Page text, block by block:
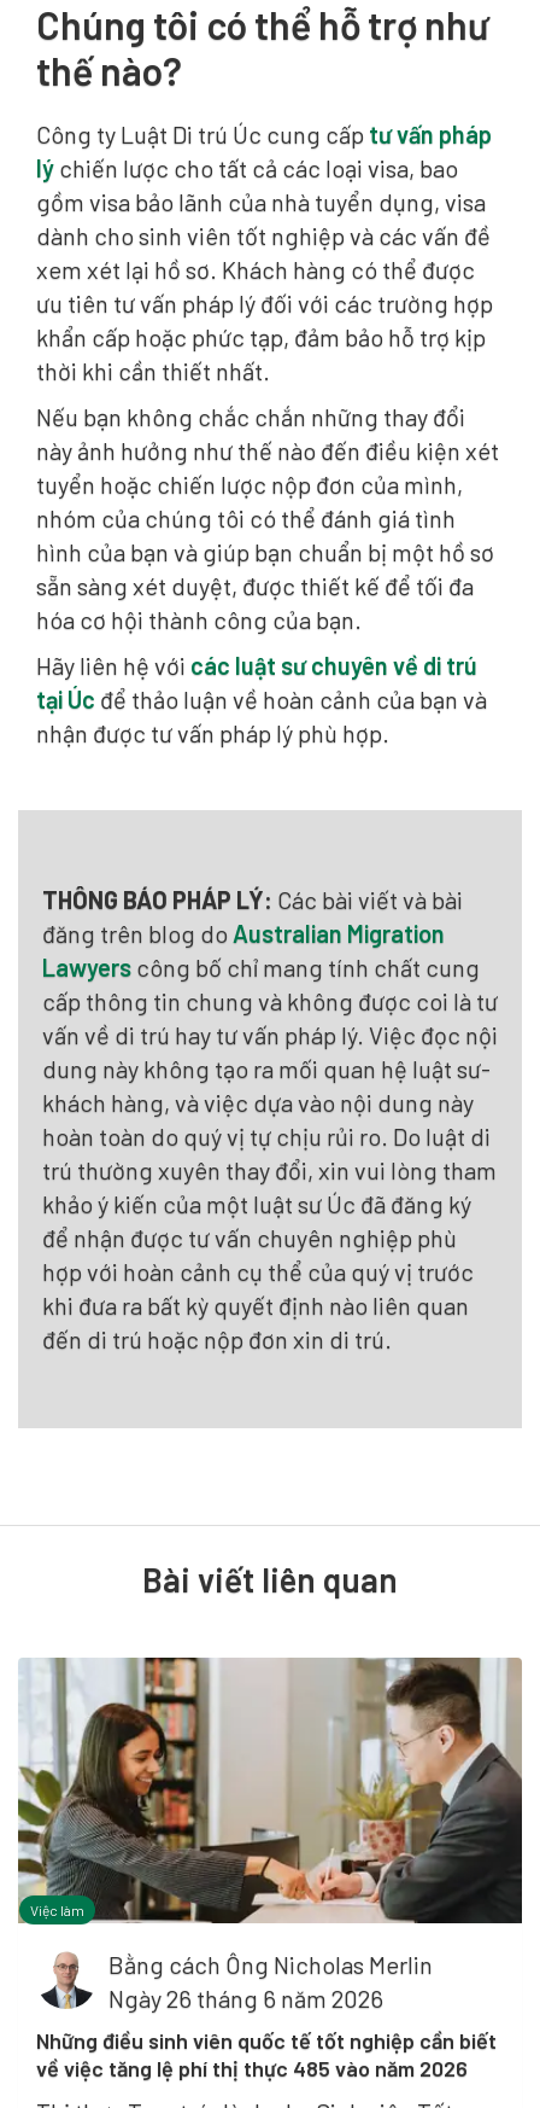
Chúng tôi có thể hỗ trợ như
thế nào?
Công ty Luật Di trú Úc cung cấp tư vấn pháp
lý chiến lược cho tất cả các loại visa, bao
gồm visa bảo lãnh của nhà tuyển dụng, visa
dành cho sinh viên tốt nghiệp và các vấn đề
xem xét lại hồ sơ. Khách hàng có thể được
ưu tiên tư vấn pháp lý đối với các trường hợp
khẩn cấp hoặc phức tạp, đảm bảo hỗ trợ kịp
thời khi cần thiết nhất.
Nếu bạn không chắc chắn những thay đổi
này ảnh hưởng như thế nào đến điều kiện xét
tuyển hoặc chiến lược nộp đơn của mình,
nhóm của chúng tôi có thể đánh giá tình
hình của bạn và giúp bạn chuẩn bị một hồ sơ
sẵn sàng xét duyệt, được thiết kế để tối đa
hóa cơ hội thành công của bạn.
Hãy liên hệ với các luật sư chuyên về di trú
tại Úc để thảo luận về hoàn cảnh của bạn và
nhận được tư vấn pháp lý phù hợp.
THÔNG BÁO PHÁP LÝ: Các bài viết và bài
đăng trên blog do Australian Migration
Lawyers công bố chỉ mang tính chất cung
cấp thông tin chung và không được coi là tư
vấn về di trú hay tư vấn pháp lý. Việc đọc nội
dung này không tạo ra mối quan hệ luật sư-
khách hàng, và việc dựa vào nội dung này
hoàn toàn do quý vị tự chịu rủi ro. Do luật di
trú thường xuyên thay đổi, xin vui lòng tham
khảo ý kiến của một luật sư Úc đã đăng ký
để nhận được tư vấn chuyên nghiệp phù
hợp với hoàn cảnh cụ thể của quý vị trước
khi đưa ra bất kỳ quyết định nào liên quan
đến di trú hoặc nộp đơn xin di trú.
Bài viết liên quan
Việc làm
Bằng cách Ông Nicholas Merlin
Ngày 26 tháng 6 năm 2026
Những điều sinh viên quốc tế tốt nghiệp cần biết
về việc tăng lệ phí thị thực 485 vào năm 2026